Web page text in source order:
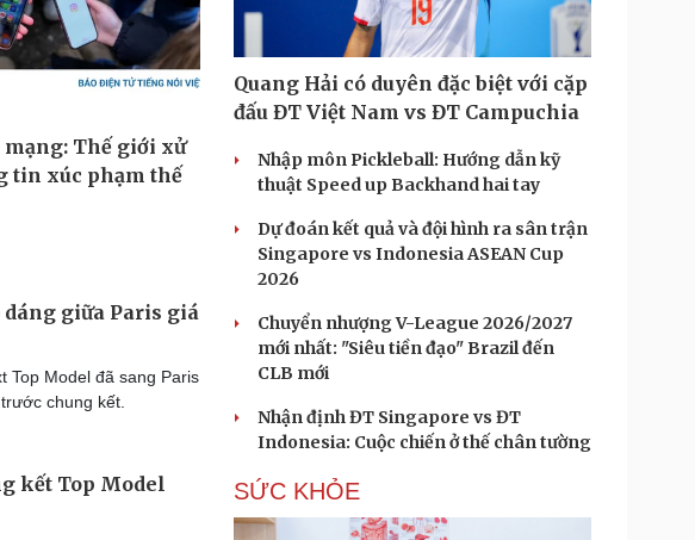
giữa Paris giá
Top Model đã sang Paris
chung kết.
kết Top Model
Quang Hải có duyên đặc biệt với cặp
đấu ĐT Việt Nam vs ĐT Campuchia
Nhập môn Pickleball: Hướng dẫn kỹ
thuật Speed up Backhand hai tay
Dự đoán kết quả và đội hình ra sân trận
Singapore vs Indonesia ASEAN Cup
2026
Chuyển nhượng V-League 2026/2027
mới nhất: "Siêu tiền đạo" Brazil đến
CLB mới
Nhận định ĐT Singapore vs ĐT
Indonesia: Cuộc chiến ở thế chân tường
SỨC KHỎE